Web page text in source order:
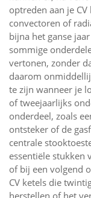
optreden aan je
convectoren of
bijna het ganse
sommige
vertonen, zonder
daarom
te zijn wanneer je
of tweejaarlijks
onderdeel, zoals
ontsteker of de
centrale
essentiële stukken
of bij een volgend
CV ketels die
herstellen of het